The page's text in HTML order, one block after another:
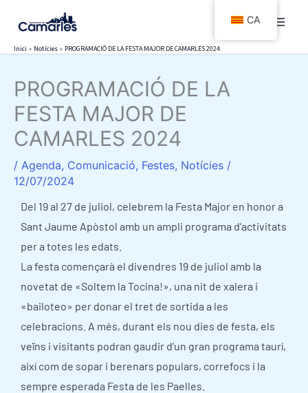
contingut
Inici Notícies PROGRAMACIÓ DE LA FESTA MAJOR DE CAMARLES 2024
PROGRAMACIÓ DE LA
FESTA MAJOR DE
CAMARLES 2024
/ Agenda, Comunicació, Festes, Notícies /
12/07/2024
Del 19 al 27 de juliol, celebrem la Festa Major en honor a
Sant Jaume Apòstol amb un ampli programa d’activitats
per a totes les edats.
La festa començarà el divendres 19 de juliol amb la
novetat de «Soltem la Tocina!», una nit de xalera i
«bailoteo» per donar el tret de sortida a les
celebracions. A més, durant els nou dies de festa, els
veïns i visitants podran gaudir d’un gran programa taurí,
així com de sopar i berenars populars, correfocs i la
sempre esperada Festa de les Paelles.
CA